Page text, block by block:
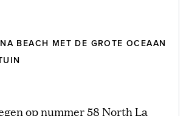
BEACH MET DE GROTE OCEAAN
op nummer 58 North La